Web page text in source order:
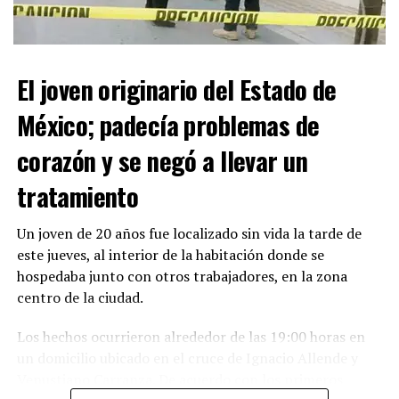
Con Información Tomada de VANGUARDIA
El joven originario del Estado de
México; padecía problemas de
corazón y se negó a llevar un
tratamiento
Un joven de 20 años fue localizado sin vida la tarde de
este jueves, al interior de la habitación donde se
hospedaba junto con otros trabajadores, en la zona
centro de la ciudad.
Los hechos ocurrieron alrededor de las 19:00 horas en